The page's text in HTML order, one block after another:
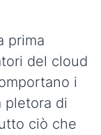
prima
del cloud
i
pletora di
ciò che